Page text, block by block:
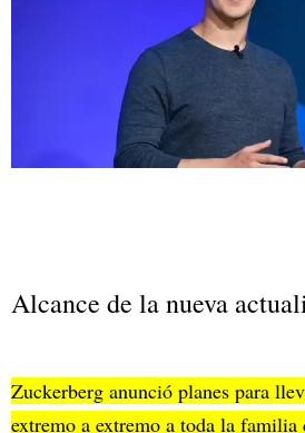
Alcance de la nueva
Zuckerberg anunció planes para
extremo a extremo a toda la familia